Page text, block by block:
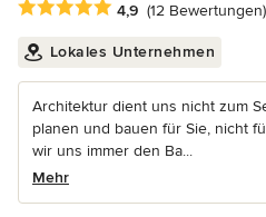
Durchschnittliche Bewertung:
4,9 (12 Bewertungen)
Lokales Unternehmen
Architektur dient uns nicht zum
planen und bauen für Sie, nicht
wir uns immer den Ba...
Mehr